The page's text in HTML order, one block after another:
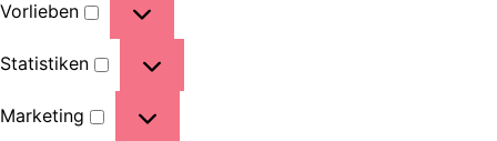
Vorlieben
Statistiken
Marketing